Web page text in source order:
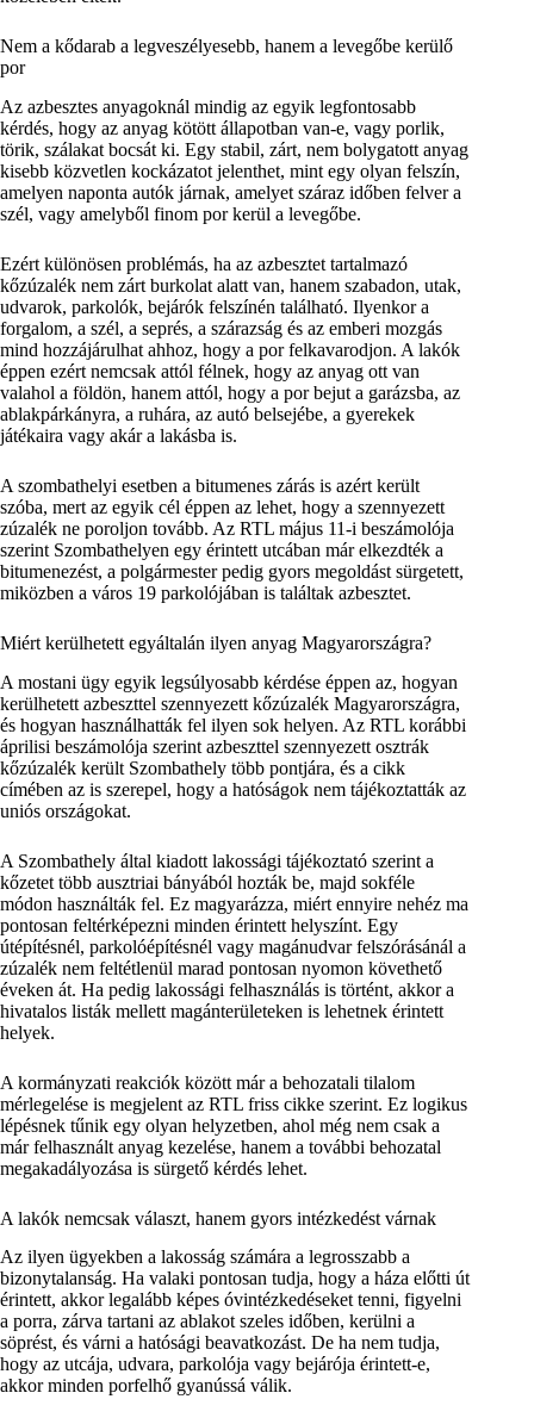
Nem a kődarab a legveszélyesebb, hanem a levegőbe kerülő
por
Az azbesztes anyagoknál mindig az egyik legfontosabb
kérdés, hogy az anyag kötött állapotban van-e, vagy porlik,
törik, szálakat bocsát ki. Egy stabil, zárt, nem bolygatott anyag
kisebb közvetlen kockázatot jelenthet, mint egy olyan felszín,
amelyen naponta autók járnak, amelyet száraz időben felver a
szél, vagy amelyből finom por kerül a levegőbe.
Ezért különösen problémás, ha az azbesztet tartalmazó
kőzúzalék nem zárt burkolat alatt van, hanem szabadon, utak,
udvarok, parkolók, bejárók felszínén található. Ilyenkor a
forgalom, a szél, a seprés, a szárazság és az emberi mozgás
mind hozzájárulhat ahhoz, hogy a por felkavarodjon. A lakók
éppen ezért nemcsak attól félnek, hogy az anyag ott van
valahol a földön, hanem attól, hogy a por bejut a garázsba, az
ablakpárkányra, a ruhára, az autó belsejébe, a gyerekek
játékaira vagy akár a lakásba is.
A szombathelyi esetben a bitumenes zárás is azért került
szóba, mert az egyik cél éppen az lehet, hogy a szennyezett
zúzalék ne poroljon tovább. Az RTL május 11-i beszámolója
szerint Szombathelyen egy érintett utcában már elkezdték a
bitumenezést, a polgármester pedig gyors megoldást sürgetett,
miközben a város 19 parkolójában is találtak azbesztet.
Miért kerülhetett egyáltalán ilyen anyag Magyarországra?
A mostani ügy egyik legsúlyosabb kérdése éppen az, hogyan
kerülhetett azbeszttel szennyezett kőzúzalék Magyarországra,
és hogyan használhatták fel ilyen sok helyen. Az RTL korábbi
áprilisi beszámolója szerint azbeszttel szennyezett osztrák
kőzúzalék került Szombathely több pontjára, és a cikk
címében az is szerepel, hogy a hatóságok nem tájékoztatták az
uniós országokat.
A Szombathely által kiadott lakossági tájékoztató szerint a
kőzetet több ausztriai bányából hozták be, majd sokféle
módon használták fel. Ez magyarázza, miért ennyire nehéz ma
pontosan feltérképezni minden érintett helyszínt. Egy
útépítésnél, parkolóépítésnél vagy magánudvar felszórásánál a
zúzalék nem feltétlenül marad pontosan nyomon követhető
éveken át. Ha pedig lakossági felhasználás is történt, akkor a
hivatalos listák mellett magánterületeken is lehetnek érintett
helyek.
A kormányzati reakciók között már a behozatali tilalom
mérlegelése is megjelent az RTL friss cikke szerint. Ez logikus
lépésnek tűnik egy olyan helyzetben, ahol még nem csak a
már felhasznált anyag kezelése, hanem a további behozatal
megakadályozása is sürgető kérdés lehet.
A lakók nemcsak választ, hanem gyors intézkedést várnak
Az ilyen ügyekben a lakosság számára a legrosszabb a
bizonytalanság. Ha valaki pontosan tudja, hogy a háza előtti út
érintett, akkor legalább képes óvintézkedéseket tenni, figyelni
a porra, zárva tartani az ablakot szeles időben, kerülni a
söprést, és várni a hatósági beavatkozást. De ha nem tudja,
hogy az utcája, udvara, parkolója vagy bejárója érintett-e,
akkor minden porfelhő gyanússá válik.